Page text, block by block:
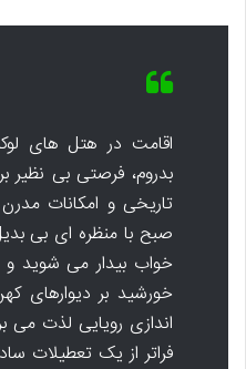
اقامت در هتل های
بدروم، فرصتی بی نظیر
تاریخی و امکانات
صبح با منظره ای بی
خواب بیدار می شوید و
خورشید بر دیوارهای
اندازی رویایی لذت می
فراتر از یک تعطیلات